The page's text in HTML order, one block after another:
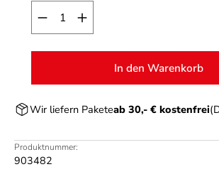
Produkt Anzahl: Gib den
In den Warenkorb
Wir liefern Paketeab 30,- € kostenfrei
Produktnummer:
903482